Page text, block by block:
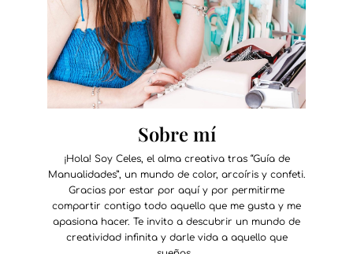
Sobre mí
¡Hola! Soy Celes, el alma creativa tras “Guía de
Manualidades”, un mundo de color, arcoíris y confeti.
Gracias por estar por aquí y por permitirme
compartir contigo todo aquello que me gusta y me
apasiona hacer. Te invito a descubrir un mundo de
creatividad infinita y darle vida a aquello que